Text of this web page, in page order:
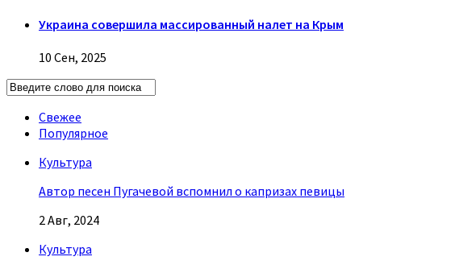
Украина совершила массированный налет на Крым
10 Сен, 2025
Свежее
Популярное
Культура
Автор песен Пугачевой вспомнил о капризах певицы
2 Авг, 2024
Культура